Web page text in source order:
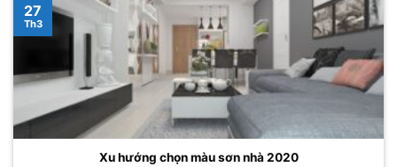
Xu hướng chọn màu sơn nhà 2020
27
Th3